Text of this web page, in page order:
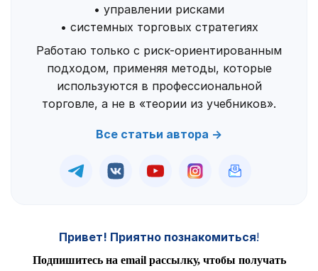
• управлении рисками
• системных торговых стратегиях
Работаю только с риск-ориентированным
подходом, применяя методы, которые
используются в профессиональной
торговле, а не в «теории из учебников».
Все статьи автора →
Привет! Приятно познакомиться!
Подпишитесь на email рассылку, чтобы получать